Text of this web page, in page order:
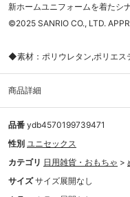
新ホームユニフォームを着たシ
©2025 SANRIO CO., LTD.
◆素材：ポリウレタン,ポリエス
商品詳細
品番 ydb4570199739471
性別 ユニセックス
カテゴリ 日用雑貨・おもちゃ >
サイズ サイズ展開なし